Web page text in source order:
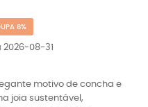
8%
08-31
motivo de concha e
joia sustentável,